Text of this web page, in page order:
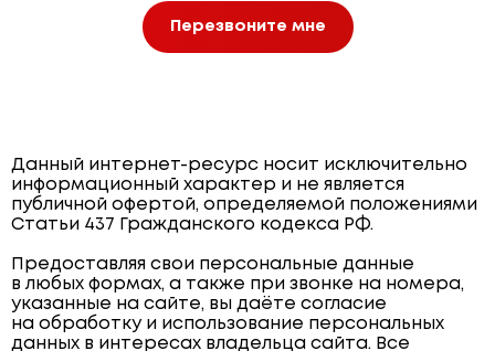
Перезвоните мне
Данный интернет-ресурс носит исключительно
информационный характер и не является
публичной офертой, определяемой положениями
Статьи 437 Гражданского кодекса РФ.
Предоставляя свои персональные данные
в любых формах, а также при звонке на номера,
указанные на сайте, вы даёте согласие
на обработку и использование персональных
данных в интересах владельца сайта. Все